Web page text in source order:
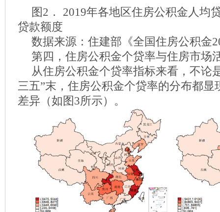
图2． 2019年各地区住房公积金人均
贷款额度
数据来源：住建部《全国住房公积金
第四，住房公积金个贷率与住房市场
从住房公积金个贷率指标来看，不论
三五”末，住房公积金个贷率的分布都显
差异（如图3所示）。